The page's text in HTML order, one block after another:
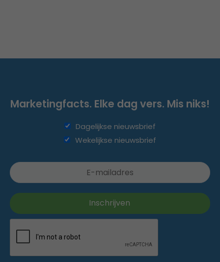
Marketingfacts. Elke dag vers. Mis niks!
Dagelijkse nieuwsbrief
Wekelijkse nieuwsbrief